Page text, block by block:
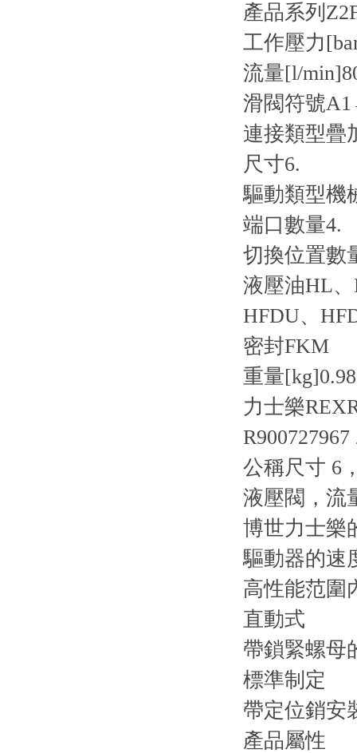
產品系列
工作壓力
流量[l/min]
滑閥符號
連接類型疊
尺寸6.
驅動類型機
端口數量4.
切換位置數
液壓油HL、
HFDU、
密封FKM
重量[kg]0.98
力士樂
公稱尺寸 6
液壓閥，流
博世力士樂
驅動器的速
高性能范圍
直動式
帶鎖緊螺母
標準制定
帶定位銷安
產品屬性